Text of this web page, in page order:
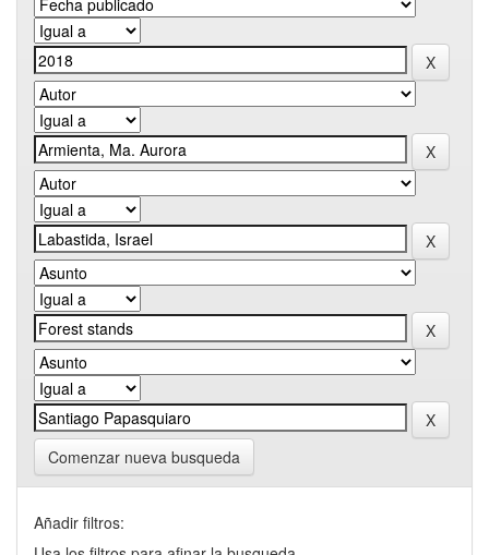
Comenzar nueva busqueda
Añadir filtros: